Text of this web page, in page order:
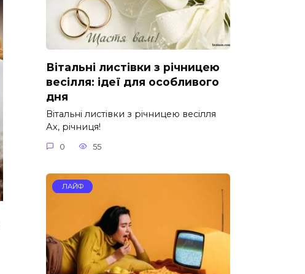
Вітальні листівки з річницею
весілля: ідеї для особливого
дня
Вітальні листівки з річницею весілля
Ах, річниця!
0 55
ЛАЙФ